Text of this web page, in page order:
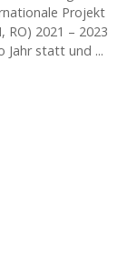
Projekt
RO) 2021 – 2023
Jahr statt und ...